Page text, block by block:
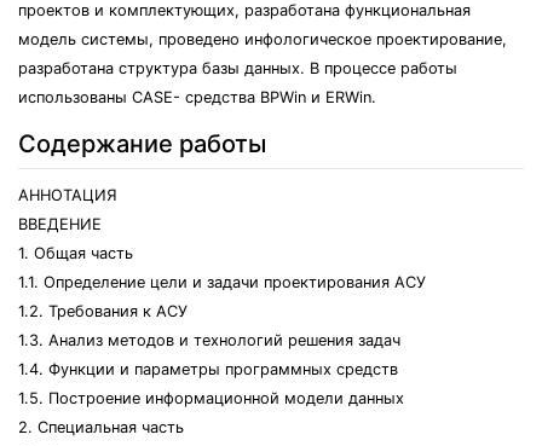
проектов и комплектующих, разработана функциональная
модель системы, проведено инфологическое проектирование,
разработана структура базы данных. В процессе работы
использованы CASE- средства BPWin и ERWin.
Содержание работы
АННОТАЦИЯ
ВВЕДЕНИЕ
1. Общая часть
1.1. Определение цели и задачи проектирования АСУ
1.2. Требования к АСУ
1.3. Анализ методов и технологий решения задач
1.4. Функции и параметры программных средств
1.5. Построение информационной модели данных
2. Специальная часть